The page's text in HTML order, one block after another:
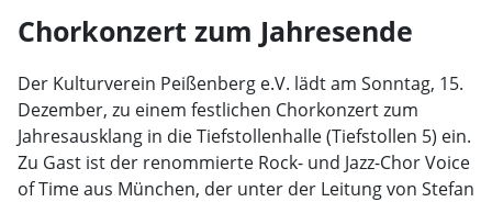
Chorkonzert zum Jahresende
Der Kulturverein Peißenberg e.V. lädt am Sonntag, 15.
Dezember, zu einem festlichen Chorkonzert zum
Jahresausklang in die Tiefstollenhalle (Tiefstollen 5) ein.
Zu Gast ist der renommierte Rock- und Jazz-Chor Voice
of Time aus München, der unter der Leitung von Stefan